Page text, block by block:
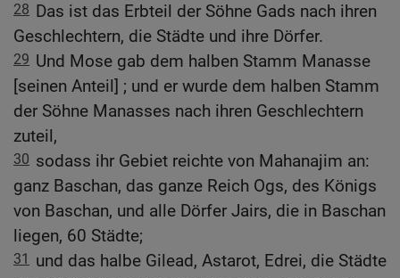
28 Das ist das Erbteil der Söhne Gads nach ihren
Geschlechtern, die Städte und ihre Dörfer.
29 Und Mose gab dem halben Stamm Manasse
[seinen Anteil] ; und er wurde dem halben Stamm
der Söhne Manasses nach ihren Geschlechtern
zuteil,
30 sodass ihr Gebiet reichte von Mahanajim an:
ganz Baschan, das ganze Reich Ogs, des Königs
von Baschan, und alle Dörfer Jairs, die in Baschan
liegen, 60 Städte;
31
und das halbe Gilead, Astarot, Edrei, die Städte